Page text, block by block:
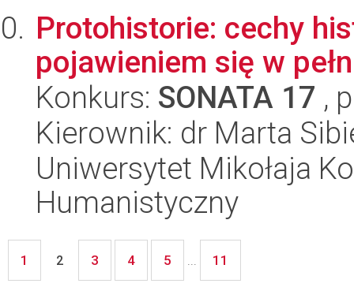
Protohistorie: cechy
pojawieniem się w
Konkurs: SONATA 17 ,
Kierownik: dr Marta
Uniwersytet Mikołaja
Humanistyczny
1 2 3 4 5 ... 11